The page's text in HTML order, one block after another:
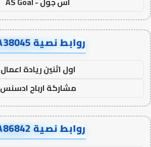
روابط نصية AA38045
اول اثنين ريادة اعمال
مشاركة ارباح ادسنس
روابط نصية AA86842